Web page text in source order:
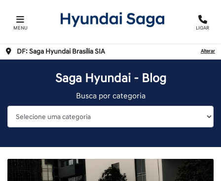
MENU LIGAR
DF: Saga Hyundai Brasília SIA Alterar
Saga Hyundai - Blog
Busca por categoria